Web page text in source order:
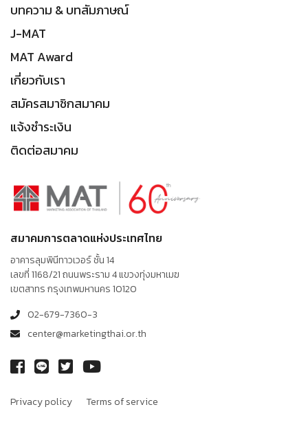
บทความ & บทสัมภาษณ์
J-MAT
MAT Award
เกี่ยวกับเรา
สมัครสมาชิกสมาคม
แจ้งชำระเงิน
ติดต่อสมาคม
สมาคมการตลาดแห่งประเทศไทย
อาคารลุมพินีทาวเวอร์ ชั้น 14
เลขที่ 1168/21 ถนนพระราม 4 แขวงทุ่งมหาเมฆ
เขตสาทร กรุงเทพมหานคร 10120
02-679-7360-3
center@marketingthai.or.th
Privacy policy Terms of service